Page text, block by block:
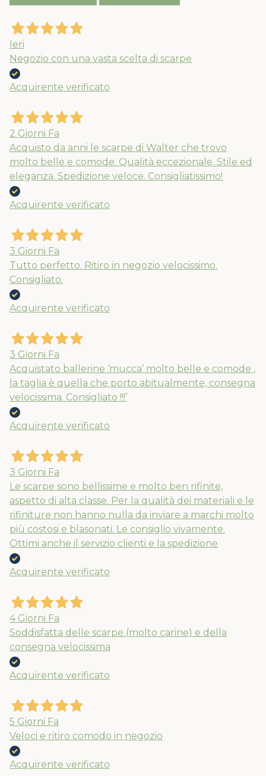
Ieri
Negozio con una vasta scelta di scarpe
Acquirente verificato
2 Giorni Fa
Acquisto da anni le scarpe di Walter che trovo
molto belle e comode. Qualità eccezionale. Stile ed
eleganza. Spedizione veloce. Consigliatissimo!
Acquirente verificato
3 Giorni Fa
Tutto perfetto. Ritiro in negozio velocissimo.
Consigliato.
Acquirente verificato
3 Giorni Fa
Acquistato ballerine ‘mucca’ molto belle e comode ,
la taglia è quella che porto abitualmente, consegna
velocissima. Consigliato !!!’
Acquirente verificato
3 Giorni Fa
Le scarpe sono bellissime e molto ben rifinite,
aspetto di alta classe. Per la qualità dei materiali e le
rifiniture non hanno nulla da inviare a marchi molto
più costosi e blasonati. Le consiglio vivamente.
Ottimi anche il servizio clienti e la spedizione
Acquirente verificato
4 Giorni Fa
Soddisfatta delle scarpe (molto carine) e della
consegna velocissima
Acquirente verificato
5 Giorni Fa
Veloci e ritiro comodo in negozio
Acquirente verificato
il 10% extra su spesa minima di 89€. Le
spedizioni ripartiranno dal 24/08